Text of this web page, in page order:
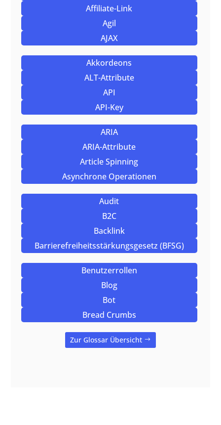
Affiliate-Link
Agil
AJAX
Akkordeons
ALT-Attribute
API
API-Key
ARIA
ARIA-Attribute
Article Spinning
Asynchrone Operationen
Audit
B2C
Backlink
Barrierefreiheitsstärkungsgesetz (BFSG)
Benutzerrollen
Blog
Bot
Bread Crumbs
Zur Glossar Übersicht